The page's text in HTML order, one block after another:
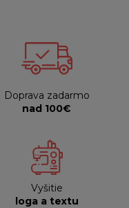
Doprava zadarmo
nad 100€
Vyšitie
loga a textu